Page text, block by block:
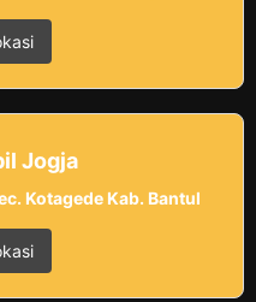
Jogja
Kotagede Kab. Bantul